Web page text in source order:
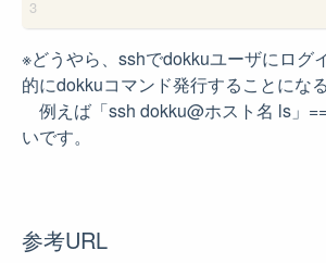
※どうやら、sshでdokkuユーザにログ
的にdokkuコマンド発行することにな
例えば「ssh dokku@ホスト名 ls」
いです。
参考URL